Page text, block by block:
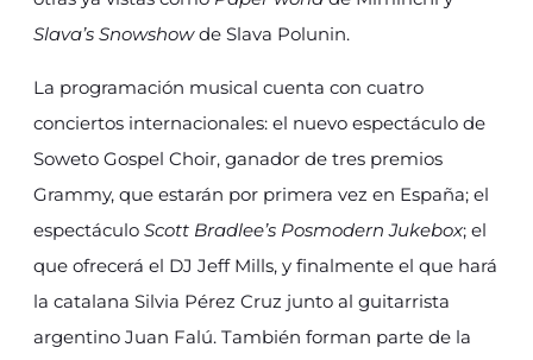
Slava’s Snowshowde Slava Polunin.
La programación musical cuenta con cuatro
conciertos internacionales: el nuevo espectáculo de
Soweto Gospel Choir, ganador de tres premios
Grammy, que estarán por primera vez en España; el
espectáculo Scott Bradlee’s Posmodern Jukebox; el
que ofrecerá el DJ Jeff Mills, y finalmente el que hará
la catalana Silvia Pérez Cruz junto al guitarrista
argentino Juan Falú. También forman parte de la